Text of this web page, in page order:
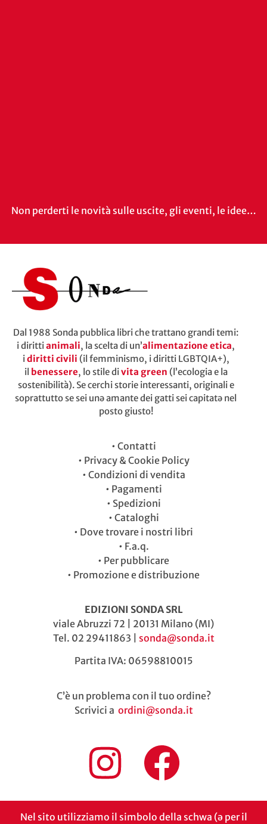
Non perderti le novità sulle uscite, gli eventi, le idee…
Dal 1988 Sonda pubblica libri che trattano grandi temi:
i dirittianimali, la scelta di un’alimentazione etica,
idiritti civili (il femminismo, i diritti LGBTQIA+),
il benessere, lo stile divita green (l’ecologia e la
sostenibilità). Se cerchi storie interessanti, originali e
soprattutto se sei unə amante dei gatti sei capitatə nel
posto giusto!
• Contatti
• Privacy & Cookie Policy
• Condizioni di vendita
• Pagamenti
• Spedizioni
• Cataloghi
• Dove trovare i nostri libri
• F.a.q.
• Per pubblicare
• Promozione e distribuzione
EDIZIONI SONDA SRL
viale Abruzzi 72 | 20131 Milano (MI)
Tel. 02 29411863 | sonda@sonda.it
Partita IVA: 06598810015
C’è un problema con il tuo ordine?
Scrivici a ordini@sonda.it
Nel sito utilizziamo il simbolo della schwa (ə per il